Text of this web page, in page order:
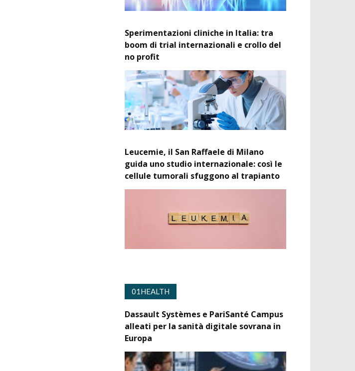
Sperimentazioni cliniche in Italia: tra
boom di trial internazionali e crollo del
no profit
Leucemie, il San Raffaele di Milano
guida uno studio internazionale: così le
cellule tumorali sfuggono al trapianto
01HEALTH
Dassault Systèmes e PariSanté Campus
alleati per la sanità digitale sovrana in
Europa